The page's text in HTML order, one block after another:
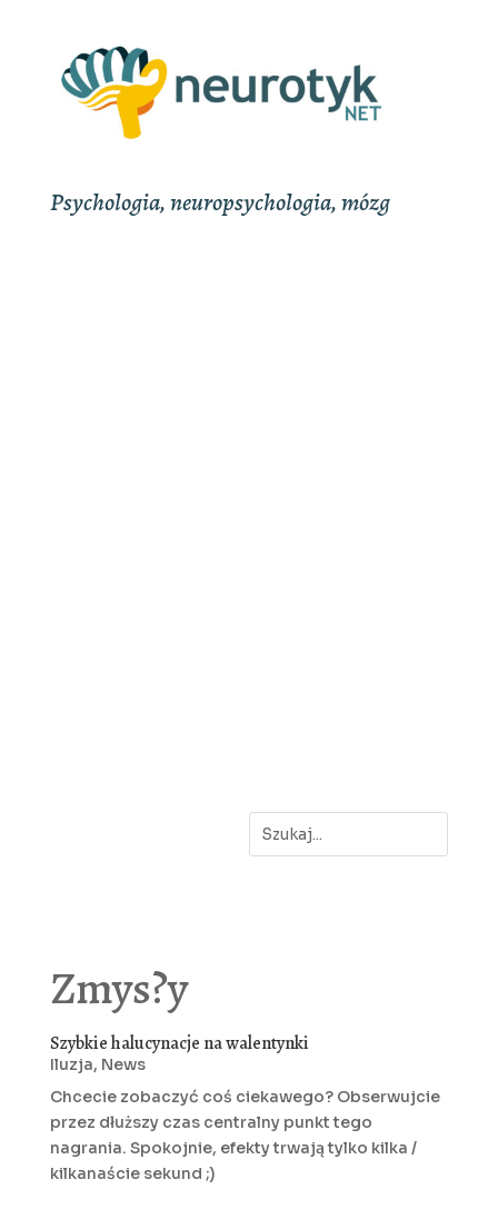
Psychologia, neuropsychologia, mózg
Zmys?y
Szybkie halucynacje na walentynki
Iluzja, News
Chcecie zobaczyć coś ciekawego? Obserwujcie
przez dłuższy czas centralny punkt tego
nagrania. Spokojnie, efekty trwają tylko kilka /
kilkanaście sekund ;)